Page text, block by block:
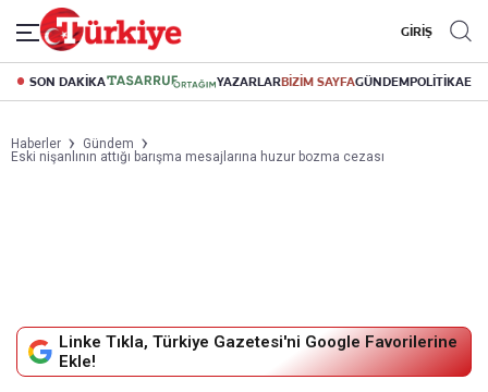
GİRİŞ
SON DAKİKA YAZARLARBİZİM SAYFAGÜNDEMPOLİTİKA
Haberler
Gündem
Eski nişanlının attığı barışma mesajlarına huzur bozma cezası
Linke Tıkla, Türkiye Gazetesi'ni Google Favorilerine
Ekle!